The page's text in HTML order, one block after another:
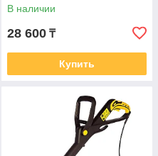
В наличии
28 600 ₸
Купить